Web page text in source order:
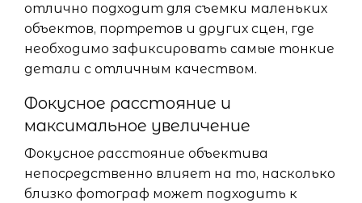
отлично подходит для съемки маленьких
объектов, портретов и других сцен, где
необходимо зафиксировать самые тонкие
детали с отличным качеством.
Фокусное расстояние и
максимальное увеличение
Фокусное расстояние объектива
непосредственно влияет на то, насколько
близко фотограф может подходить к